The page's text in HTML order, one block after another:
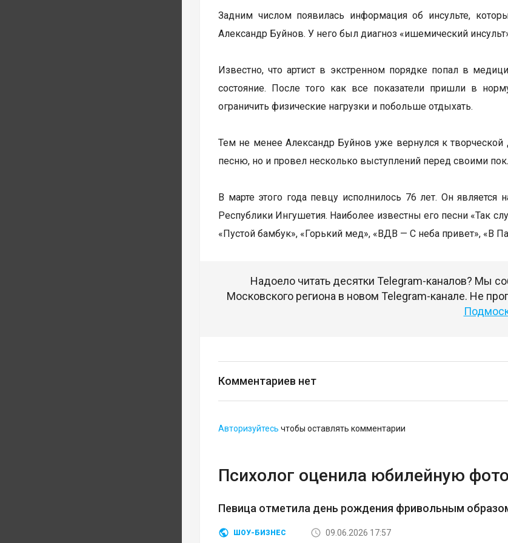
Задним числом появилась информация об инсульте,
Александр Буйнов. У него был диагноз «ишемический
Известно, что артист в экстренном порядке попал в
состояние. После того как все показатели пришли в
ограничить физические нагрузки и побольше отдыхать.
Тем не менее Александр Буйнов уже вернулся к
песню, но и провел несколько выступлений перед своими
В марте этого года певцу исполнилось 76 лет. Он
Республики Ингушетия. Наиболее известны его песни «Так
«Пустой бамбук», «Горький мед», «ВДВ — С неба привет», «В
Надоело читать десятки Telegram-каналов? Мы
Московского региона в новом Telegram-канале. Не
Комментариев нет
Авторизуйтесь чтобы оставлять комментарии
Психолог оценила юбилейную
Певица отметила день рождения фривольным
ШОУ-БИЗНЕС 09.06.2026 17:57